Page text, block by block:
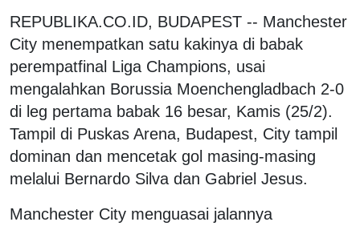
REPUBLIKA.CO.ID, BUDAPEST -- Manchester
City menempatkan satu kakinya di babak
perempatfinal Liga Champions, usai
mengalahkan Borussia Moenchengladbach 2-0
di leg pertama babak 16 besar, Kamis (25/2).
Tampil di Puskas Arena, Budapest, City tampil
dominan dan mencetak gol masing-masing
melalui Bernardo Silva dan Gabriel Jesus.
Manchester City menguasai jalannya